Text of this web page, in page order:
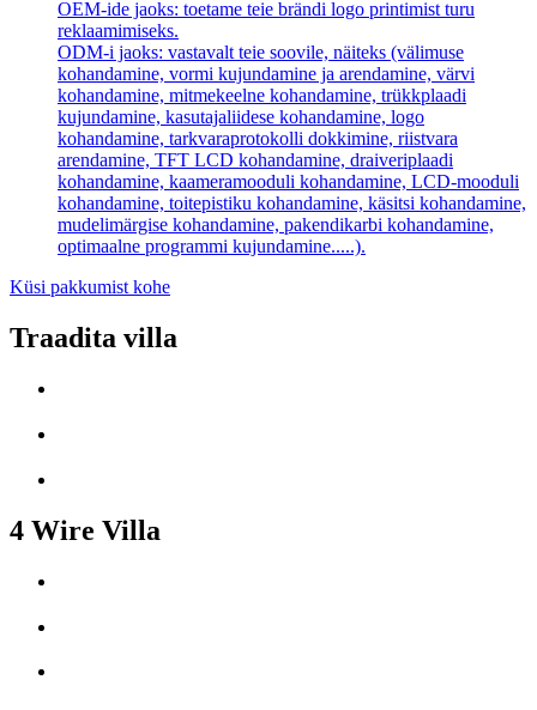
OEM-ide jaoks: toetame teie brändi logo printimist turu
reklaamimiseks.
ODM-i jaoks: vastavalt teie soovile, näiteks (välimuse
kohandamine, vormi kujundamine ja arendamine, värvi
kohandamine, mitmekeelne kohandamine, trükkplaadi
kujundamine, kasutajaliidese kohandamine, logo
kohandamine, tarkvaraprotokolli dokkimine, riistvara
arendamine, TFT LCD kohandamine, draiveriplaadi
kohandamine, kaameramooduli kohandamine, LCD-mooduli
kohandamine, toitepistiku kohandamine, käsitsi kohandamine,
mudelimärgise kohandamine, pakendikarbi kohandamine,
optimaalne programmi kujundamine.....).
Küsi pakkumist kohe
Traadita villa
4 Wire Villa